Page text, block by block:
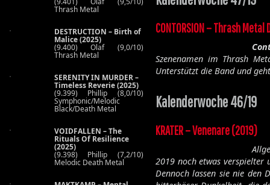
Thrash Metal
DESTRUCTION – Birth of
Malice (2025)
(9.400) Olaf (9,0/10)
Thrash Metal
SERENITY IN MURDER –
Timeless Reverie (2025)
(9.399) Phillip (8,0/10)
Symphonic/Melodic
Black/Death Metal
VOIDFALLEN – The
Rituals Of Resilience
(2025)
(9.398) Phillip (7,2/10)
Melodic Death Metal
CONTORSION – Thrash
Szenenamen im Thrash
Unterstützt die Band und
Kalenderwoche 46/19
KRATER – Venenare (2019)
2019 noch etwas verspielter
Dennoch lassen sie nie den